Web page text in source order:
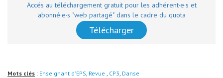
Accés au téléchargement gratuit pour les adhérent·e·s et
abonné·e·s "web partagé" dans le cadre du quota
Télécharger
Mots clés : Enseignant d'EPS, Revue , CP3, Danse